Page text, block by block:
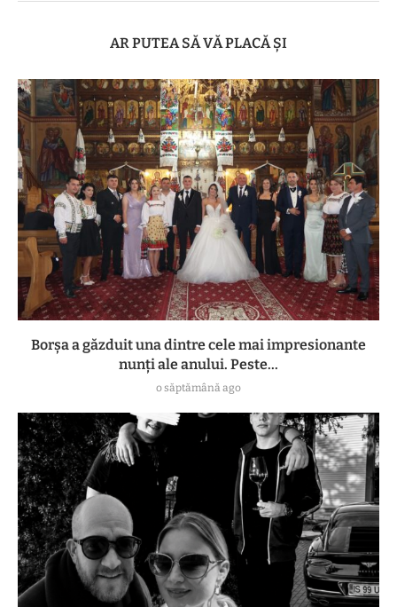
AR PUTEA SĂ VĂ PLACĂ ȘI
Borșa a găzduit una dintre cele mai impresionante
nunți ale anului. Peste...
o săptămână ago